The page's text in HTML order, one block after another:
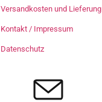
Versandkosten und Lieferung
Kontakt / Impressum
Datenschutz